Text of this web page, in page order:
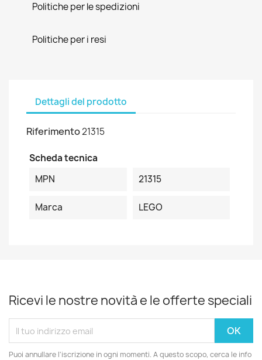
Politiche per le spedizioni
Politiche per i resi
Dettagli del prodotto
Riferimento21315
Scheda tecnica
MPN
21315
Marca LEGO
Ricevi le nostre novità e le offerte speciali
Puoi annullare l'iscrizione in ogni momenti. A questo scopo, cerca le info